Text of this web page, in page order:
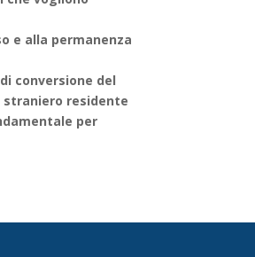
e alla permanenza
conversione del
straniero residente
per